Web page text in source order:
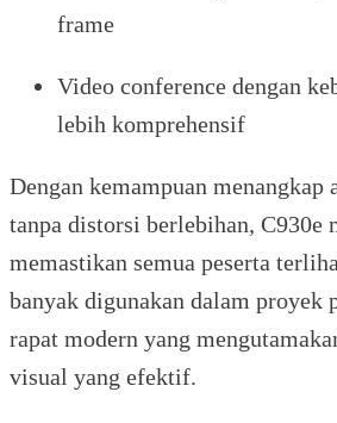
frame
Video conference dengan
lebih komprehensif
Dengan kemampuan menangkap
tanpa distorsi berlebihan, C930e
memastikan semua peserta
banyak digunakan dalam proyek
rapat modern yang
visual yang efektif.